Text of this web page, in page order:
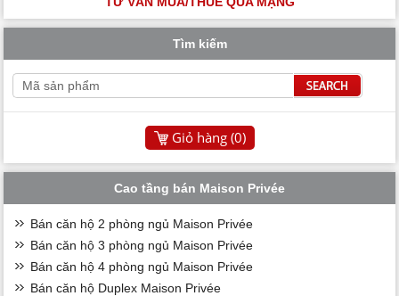
Tìm kiếm
Giỏ hàng (0)
Cao tầng bán Maison Privée
Bán căn hộ 2 phòng ngủ Maison Privée
Bán căn hộ 3 phòng ngủ Maison Privée
Bán căn hộ 4 phòng ngủ Maison Privée
Bán căn hộ Duplex Maison Privée